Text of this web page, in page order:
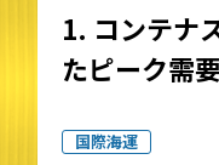
1. コンテナ
たピーク需
国際海運